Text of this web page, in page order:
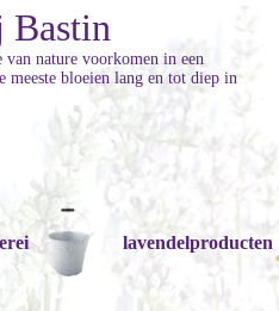
Bastin
nature voorkomen in een
meeste bloeien lang en tot diep in
lavendelproducten